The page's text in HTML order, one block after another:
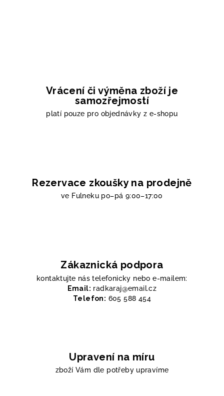
Vrácení či výměna zboží je
samozřejmostí
platí pouze pro objednávky z e-shopu
Rezervace zkoušky na prodejně
ve Fulneku po–pá 9:00–17:00
Zákaznická podpora
kontaktujte nás telefonicky nebo e-mailem:
Email: radkaraj@email.cz
Telefon: 605 588 454
Upravení na míru
zboží Vám dle potřeby upravíme